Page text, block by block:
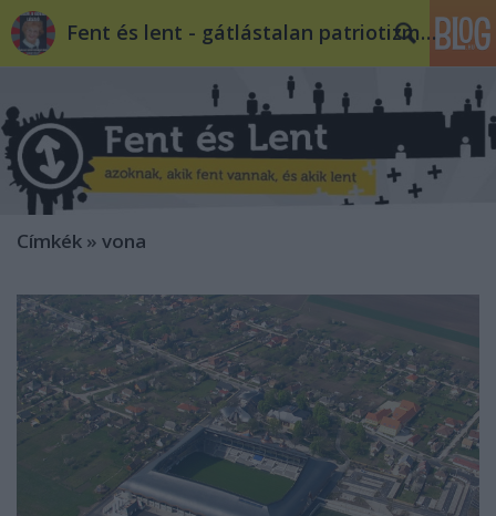
Fent és lent - gátlástalan patriotizmus
Címkék » vona